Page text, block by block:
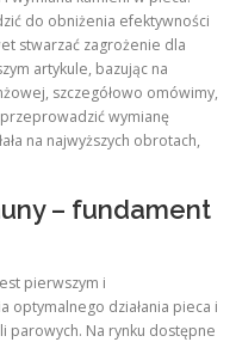
do obniżenia efektywności
stwarzać zagrożenie dla
artykule, bazując na
szczegółowo omówimy,
wymianę
na najwyższych obrotach,
– fundament
pierwszym i
optymalnego działania pieca i
parowych. Na rynku dostępne